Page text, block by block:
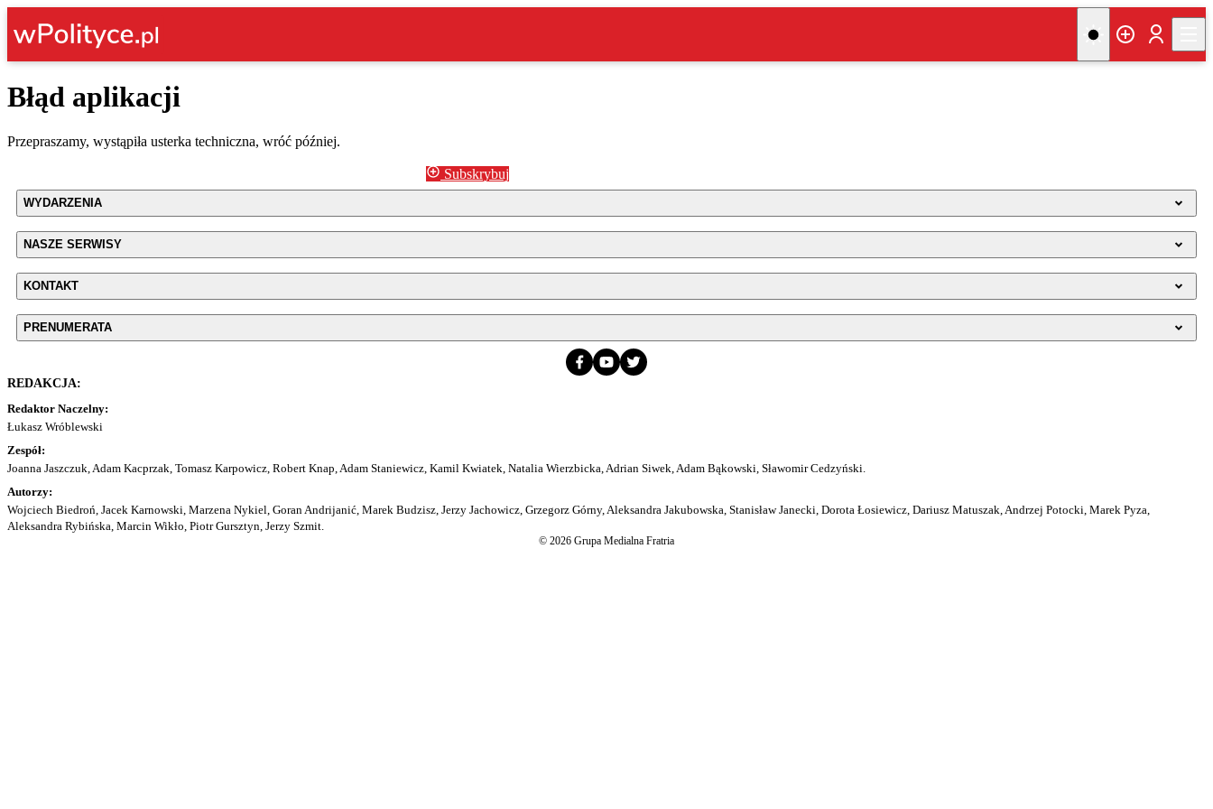
Błąd aplikacji
Przepraszamy, wystąpiła usterka techniczna, wróć później.
Subskrybuj
WYDARZENIA
NASZE SERWISY
KONTAKT
PRENUMERATA
REDAKCJA:
Redaktor Naczelny:
Łukasz Wróblewski
Zespół:
Joanna Jaszczuk, Adam Kacprzak, Tomasz Karpowicz, Robert Knap, Adam Staniewicz, Kamil Kwiatek, Natalia Wierzbicka, Adrian Siwek, Adam Bąkowski, Sławomir Cedzyński.
Autorzy:
Wojciech Biedroń, Jacek Karnowski, Marzena Nykiel, Goran Andrijanić, Marek Budzisz, Jerzy Jachowicz, Grzegorz Górny, Aleksandra Jakubowska, Stanisław Janecki, Dorota Łosiewicz, Dariusz Matuszak, Andrzej Potocki, Marek Pyza,
Aleksandra Rybińska, Marcin Wikło, Piotr Gursztyn, Jerzy Szmit.
© 2026 Grupa Medialna Fratria